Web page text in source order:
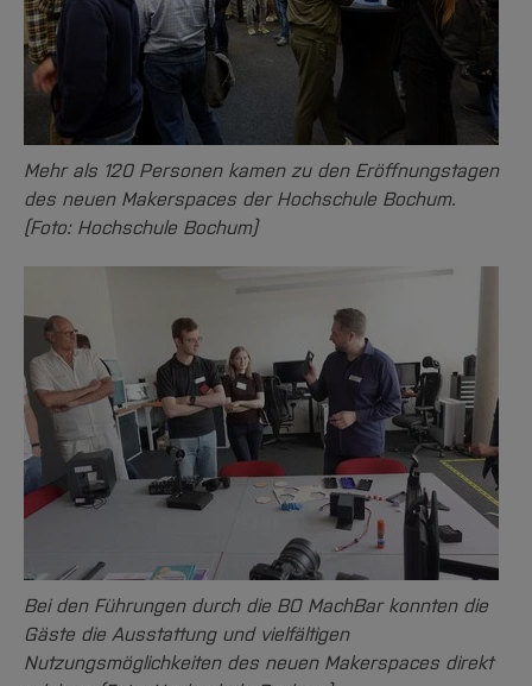
Mehr als 120 Personen kamen zu den Eröffnungstagen
des neuen Makerspaces der Hochschule Bochum.
(Foto: Hochschule Bochum)
Bei den Führungen durch die BO MachBar konnten die
Gäste die Ausstattung und vielfältigen
Nutzungsmöglichkeiten des neuen Makerspaces direkt